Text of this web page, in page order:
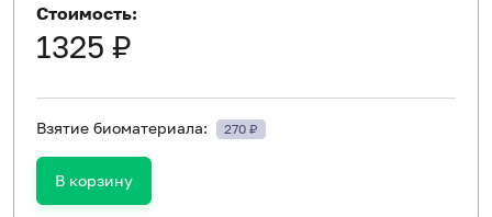
Стоимость:
1325 ₽
Взятие биоматериала: 270 ₽
В корзину